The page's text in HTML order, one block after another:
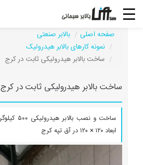
صفحه اصلی
بالابر صنعتی
نمونه کارهای بالابر هیدرولیک
ساخت بالابر هیدرولیکی ثابت در کرج
ساخت بالابر هیدرولیکی ثابت در کرج
ابعاد ۱۲۰ × ۱۲۰ در آق تپه کرج